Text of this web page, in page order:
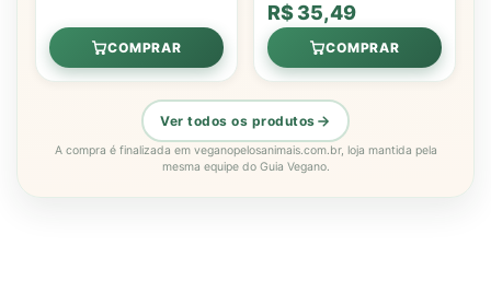
COMPRAR
R$ 35,49
COMPRAR
Ver todos os produtos
A compra é finalizada em veganopelosanimais.com.br, loja mantida pela
mesma equipe do Guia Vegano.